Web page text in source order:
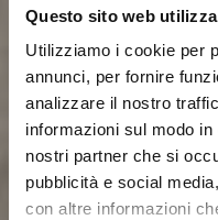
Questo sito web
Utilizziamo i cookie per
annunci, per fornire
analizzare il nostro
informazioni sul modo
nostri partner che si
pubblicità e social
con altre informazioni